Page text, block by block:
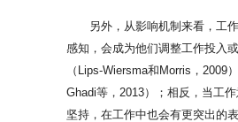
另外，从影响机制来看，工
感知，会成为他们调整工作投入
（Lips-Wiersma和Morris，
Ghadi等，2013）；相反，当工
坚持，在工作中也会有更突出的